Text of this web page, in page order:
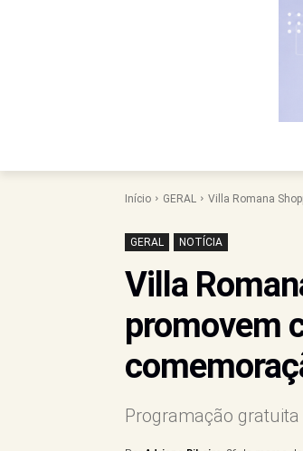
Início GERAL Villa Romana
GERAL NOTÍCIA
Villa
promovem
Programação